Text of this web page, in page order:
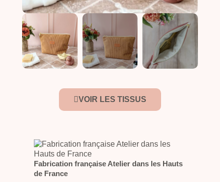
VOIR LES TISSUS
Fabrication française Atelier dans les Hauts
de France